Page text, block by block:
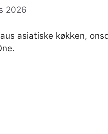
2026
asiatiske køkken,